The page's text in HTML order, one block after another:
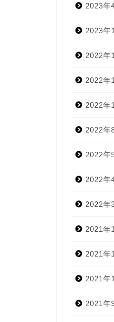
2023年
2023年
2022年
2022年
2022年
2022年
2022年
2022年
2022年
2021年
2021年
2021年
2021年